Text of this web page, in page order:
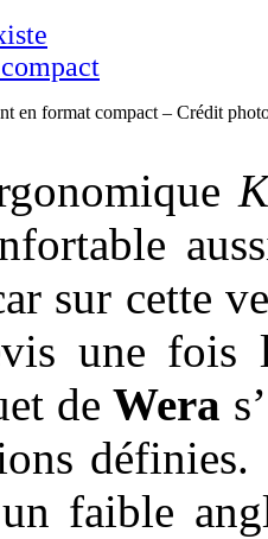
en format compact – Crédit
sur cette
une fois
deWera
faible